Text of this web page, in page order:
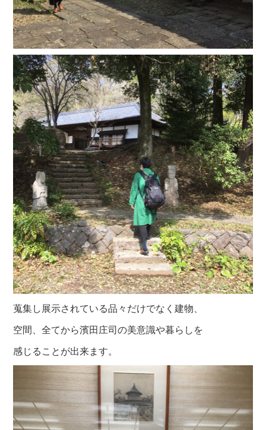
蒐集し展示されている品々だけでなく建物、
空間、全てから濱田庄司の美意識や暮らしを
感じることが出来ます。